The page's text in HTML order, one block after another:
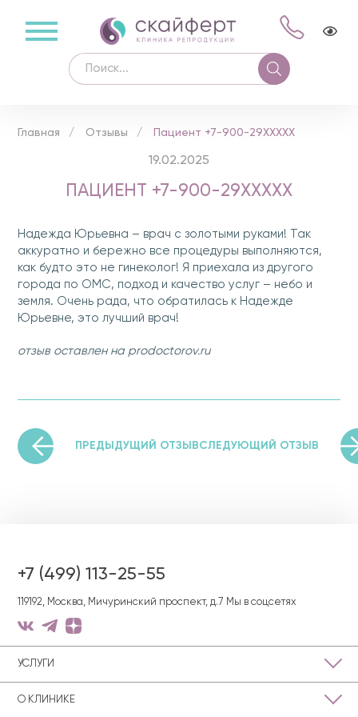
Главная Отзывы Пациент +7-900-29XXXXX
19.02.2025
ПАЦИЕНТ +7-900-29XXXXX
Надежда Юрьевна – врач с золотыми руками! Так
аккуратно и бережно все процедуры выполняются,
как будто это не гинеколог! Я приехала из другого
города по ОМС, подход и качество услуг – небо и
земля. Очень рада, что обратилась к Надежде
Юрьевне, это лучший врач!
отзыв оставлен на prodoctorov.ru
ПРЕДЫДУЩИЙ ОТЗЫВСЛЕДУЮЩИЙ ОТЗЫВ
+7 (499) 113-25-55
119192, Москва, Мичуринский проспект, д.7 Мы в соцсетях
УСЛУГИ
О КЛИНИКЕ